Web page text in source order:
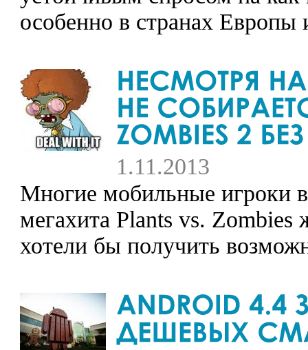
особенно в странах Европы
1.11.2013
Многие мобильные игроки
мегахита Plants vs.
хотели бы получить